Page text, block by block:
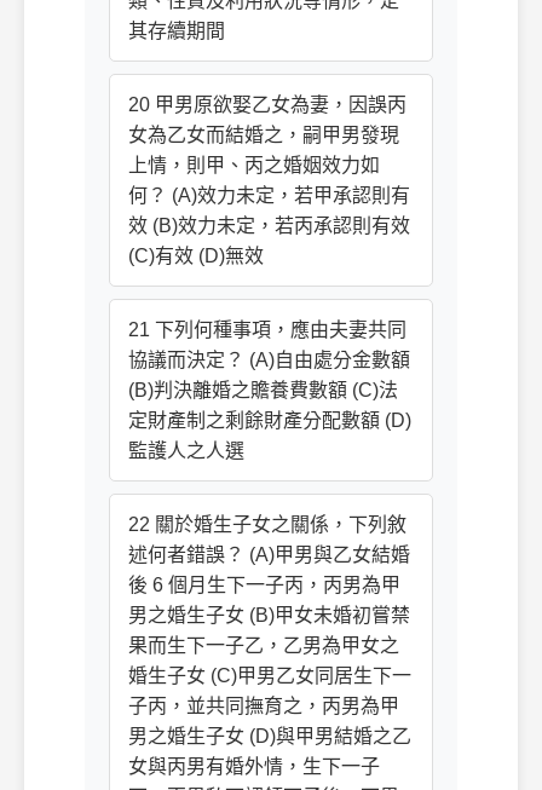
其存續期間
20 甲男原欲娶乙女為妻，因誤丙
女為乙女而結婚之，嗣甲男發現
上情，則甲、丙之婚姻效力如
何？ (A)效力未定，若甲承認則有
效 (B)效力未定，若丙承認則有效
(C)有效 (D)無效
21 下列何種事項，應由夫妻共同
協議而決定？ (A)自由處分金數額
(B)判決離婚之贍養費數額 (C)法
定財產制之剩餘財產分配數額 (D)
監護人之人選
22 關於婚生子女之關係，下列敘
述何者錯誤？ (A)甲男與乙女結婚
後 6 個月生下一子丙，丙男為甲
男之婚生子女 (B)甲女未婚初嘗禁
果而生下一子乙，乙男為甲女之
婚生子女 (C)甲男乙女同居生下一
子丙，並共同撫育之，丙男為甲
男之婚生子女 (D)與甲男結婚之乙
女與丙男有婚外情，生下一子